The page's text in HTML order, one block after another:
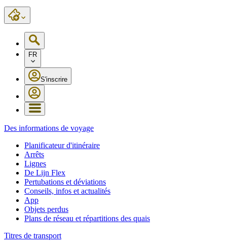
FR
S'inscrire
Des informations de voyage
Planificateur d'itinéraire
Arrêts
Lignes
De Lijn Flex
Pertubations et déviations
Conseils, infos et actualités
App
Objets perdus
Plans de réseau et répartitions des quais
Titres de transport